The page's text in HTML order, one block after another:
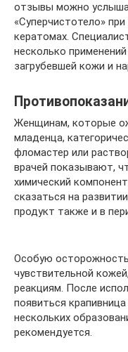
отзывы можно
«Суперчистотело»
кератомах.
несколько
загрубевшей кожи и
Женщинам, которые
младенца,
фломастер или
врачей показывают,
химический
сказаться на
продукт также и в
Особую
чувствительной
реакциям. После
появиться
нескольких
рекомендуется.